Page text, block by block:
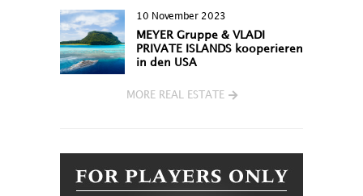
10 November 2023
MEYER Gruppe & VLADI
PRIVATE ISLANDS kooperieren
in den USA
MORE REAL ESTATE